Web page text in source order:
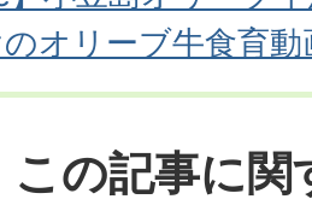
オリーブ牛食育動
この記事に関